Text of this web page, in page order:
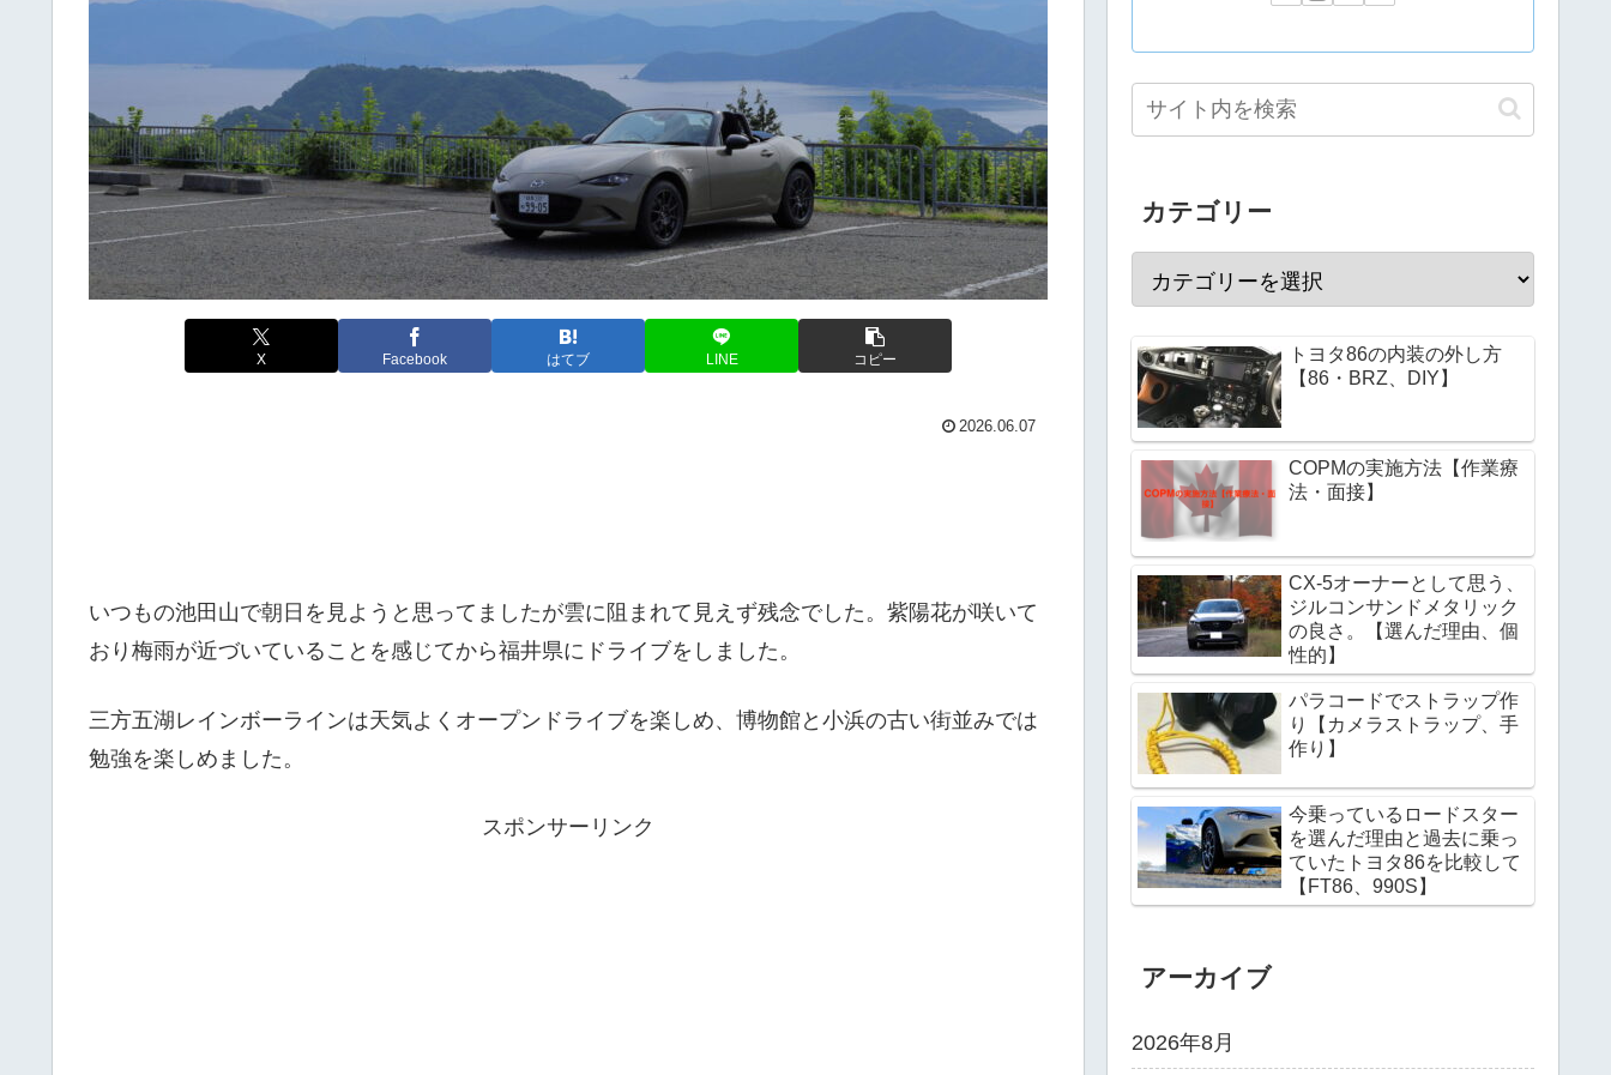
X Facebook はてブ LINE コピー
2026.06.07
いつもの池田山で朝日を見ようと思ってましたが雲に阻まれて見えず残念でした。紫陽花が咲いて
おり梅雨が近づいていることを感じてから福井県にドライブをしました。
三方五湖レインボーラインは天気よくオープンドライブを楽しめ、博物館と小浜の古い街並みでは
勉強を楽しめました。
スポンサーリンク
カテゴリー
トヨタ86の内装の外し方
【86・BRZ、DIY】
COPMの実施方法【作業療
法・面接】
CX-5オーナーとして思う、
ジルコンサンドメタリック
の良さ。【選んだ理由、個
性的】
パラコードでストラップ作
り【カメラストラップ、手
作り】
今乗っているロードスター
を選んだ理由と過去に乗っ
ていたトヨタ86を比較して
【FT86、990S】
アーカイブ
2026年8月